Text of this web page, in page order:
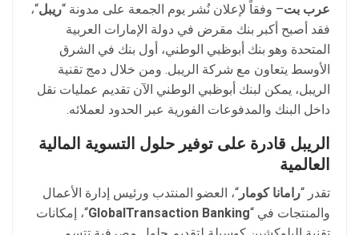
عرب بت– وفقاً لإعلان نُشر يوم الجمعة على مدونة “ريبل“،
فقد أصبح أكبر بنك مقرض في دولة الإمارات العربية
المتحدة وهو بنك أبوظبي الوطني، أول بنك في الشرق
الأوسط يتعاون مع شركة الريبل. ومن خلال دمج تقنية
الريبل، يمكن لبنك أبوظبي الوطني الآن تقديم عمليات نقل
داخل البنك والمدفوعات الفورية عبر الحدود لعملائه.
الريبل قادرة على توفير حلول التسوية المالية
العالمية
تقدر “رامانا كومار “، العضو المنتدب ورئيس إدارة الأعمال
والمنتجات في “GlobalTransaction Banking“، إمكانات